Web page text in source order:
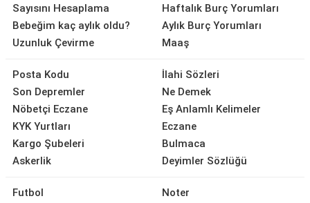
Sayısını Hesaplama
Bebeğim kaç aylık oldu?
Uzunluk Çevirme
Haftalık Burç Yorumları
Aylık Burç Yorumları
Maaş
Posta Kodu
Son Depremler
Nöbetçi Eczane
KYK Yurtları
Kargo Şubeleri
Askerlik
İlahi Sözleri
Ne Demek
Eş Anlamlı Kelimeler
Eczane
Bulmaca
Deyimler Sözlüğü
Futbol
Noter